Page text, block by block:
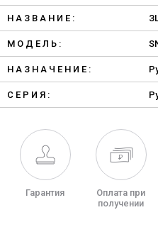
НАЗВАНИЕ:
МОДЕЛЬ:
НАЗНАЧЕНИЕ:
СЕРИЯ:
Гарантия
Оплата при
получении